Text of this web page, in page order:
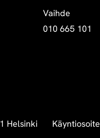
Vaihde
010 665 101
Helsinki Käyntiosoite